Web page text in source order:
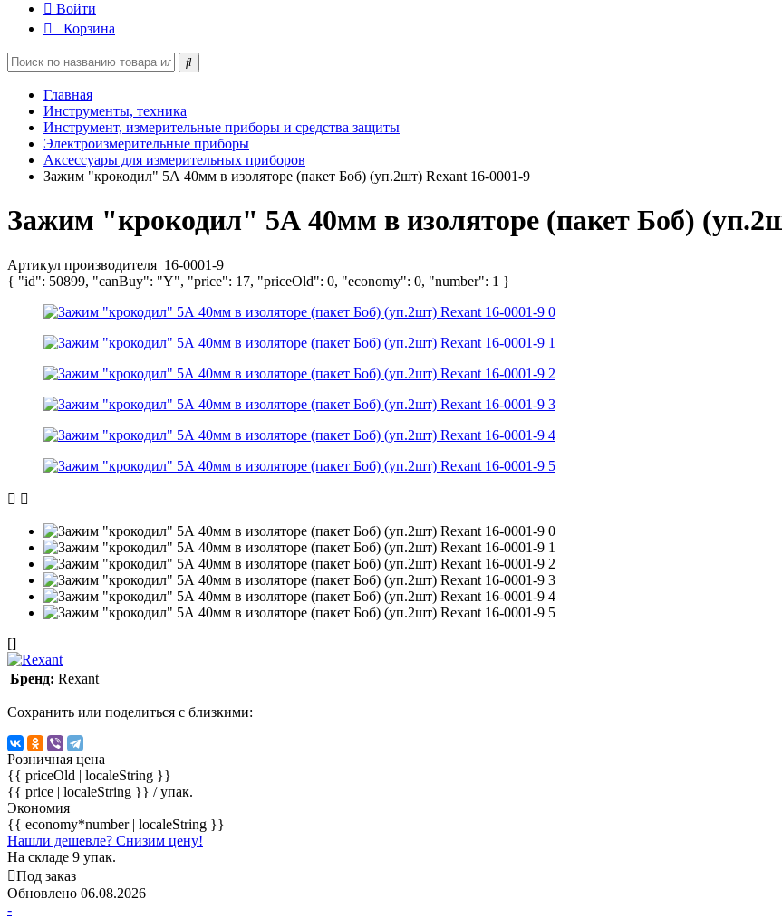
Войти
Корзина
Главная
Инструменты, техника
Инструмент, измерительные приборы и средства защиты
Электроизмерительные приборы
Аксессуары для измерительных приборов
Зажим "крокодил" 5А 40мм в изоляторе (пакет Боб) (уп.2шт) Rexant 16-0001-9
Зажим "крокодил" 5А 40мм в изоляторе (пакет Боб)
Артикул производителя 16-0001-9
{ "id": 50899, "canBuy": "Y", "price": 17, "priceOld": 0, "economy": 0, "number": 1 }
[]
Бренд: Rexant
Сохранить или поделиться с близкими:
Розничная цена
{{ priceOld | localeString }}
{{ price | localeString }} / упак.
Экономия
{{ economy*number | localeString }}
Нашли дешевле? Снизим цену!
На складе 9 упак.
Под заказ
Обновлено 06.08.2026
-